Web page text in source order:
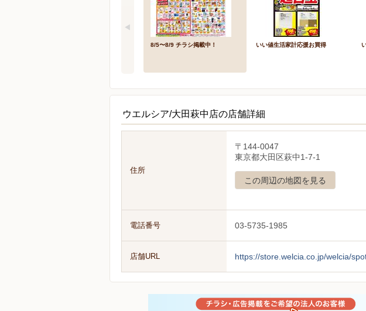
8/5〜8/9 チラシ掲載中！ いい値生活家計応援お買得
ウエルシア/大田萩中店の店舗詳細
住所
〒144-0047
東京都大田区萩中1-7-1
この周辺の地図を見る
電話番号 03-5735-1985
店舗URL https://store.welcia.co.jp/welcia/